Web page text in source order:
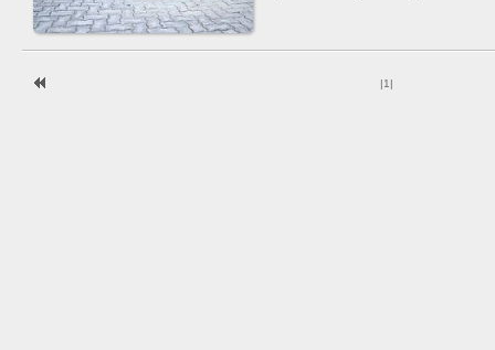
|1 |